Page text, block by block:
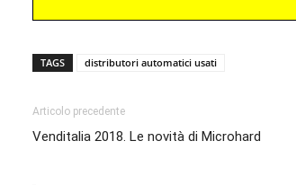
TAGS distributori automatici usati
Articolo precedente
Venditalia 2018. Le novità di Microhard